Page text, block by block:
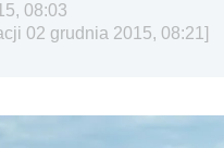
08:03
02 grudnia 2015, 08:21]